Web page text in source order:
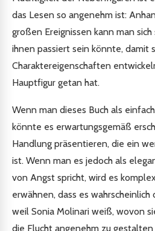
das Lesen so angenehm ist:
großen Ereignissen kann man
ihnen passiert sein könnte, damit
Charaktereigenschaften
Hauptfigur getan hat.
Wenn man dieses Buch als
könnte es erwartungsgemäß
Handlung präsentieren, die ein
ist. Wenn man es jedoch als
von Angst spricht, wird es
erwähnen, dass es wahrscheinlich
weil Sonia Molinari weiß, wovon
die Flucht angenehm zu